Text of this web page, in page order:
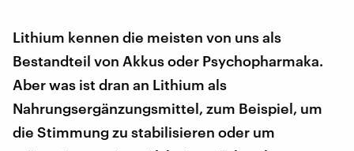
Lithium kennen die meisten von uns als
Bestandteil von Akkus oder Psychopharmaka.
Aber was ist dran an Lithium als
Nahrungsergänzungsmittel, zum Beispiel, um
die Stimmung zu stabilisieren oder um